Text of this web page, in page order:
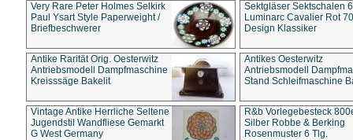
Very Rare Peter Holmes Selkirk
Paul Ysart Style Paperweight /
Briefbeschwerer
Sektgläser Sektschalen
Luminarc Cavalier Rot
Design Klassiker
Antike Rarität Orig. Oesterwitz
Antriebsmodell Dampfmaschine
Kreisssäge Bakelit
Antikes Oesterwitz
Antriebsmodell
Stand Schleifmaschine
Vintage Antike Herrliche Seltene
Jugendstil Wandfliese Gemarkt
G West Germany
R&b Vorlegebesteck
Silber Robbe & Berking
Rosenmuster 6 Tlg.